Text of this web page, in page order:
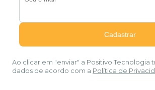
Ao clicar em "enviar" a Positivo Tecnologia
dados de acordo com a Política de